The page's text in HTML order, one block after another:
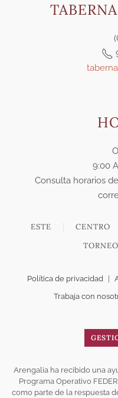
9:00
Consulta horarios
ESTE CENTRO
TORNEO
Política de privacidad
Trabaja con
Arengalia ha recibido una
Programa Operativo
como parte de la respuesta